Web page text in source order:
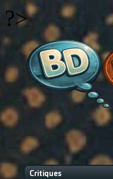
?>
Critiques